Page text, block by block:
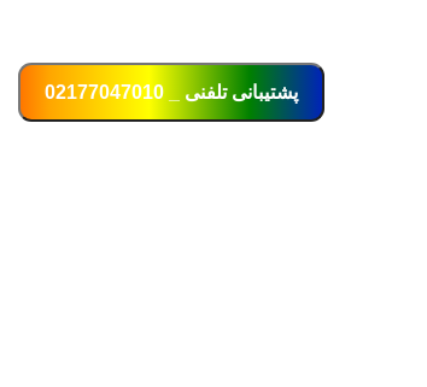
پشتیبانی تلفنی _ 02177047010